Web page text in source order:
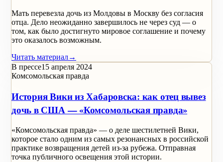
Мать перевезла дочь из Молдовы в Москву без согласия
отца. Дело неожиданно завершилось не через суд — о
том, как было достигнуто мировое соглашение и почему
это оказалось возможным.
Читать материал→
В прессе15 апреля 2024
Комсомольская правда
История Вики из Хабаровска: как отец вывез
дочь в США — «Комсомольская правда»
«Комсомольская правда» — о деле шестилетней Вики,
которое стало одним из самых резонансных в российской
практике возвращения детей из-за рубежа. Отправная
точка публичного освещения этой истории.